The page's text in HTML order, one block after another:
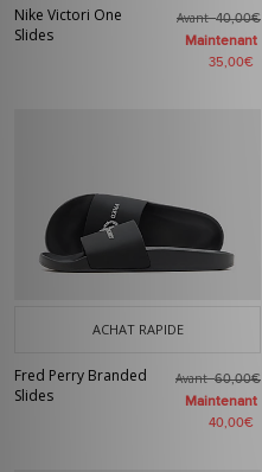
Nike Victori One
Slides
Avant40,00€
Maintenant
35,00€
ACHAT RAPIDE
Fred Perry Branded
Slides
Avant60,00€
Maintenant
40,00€